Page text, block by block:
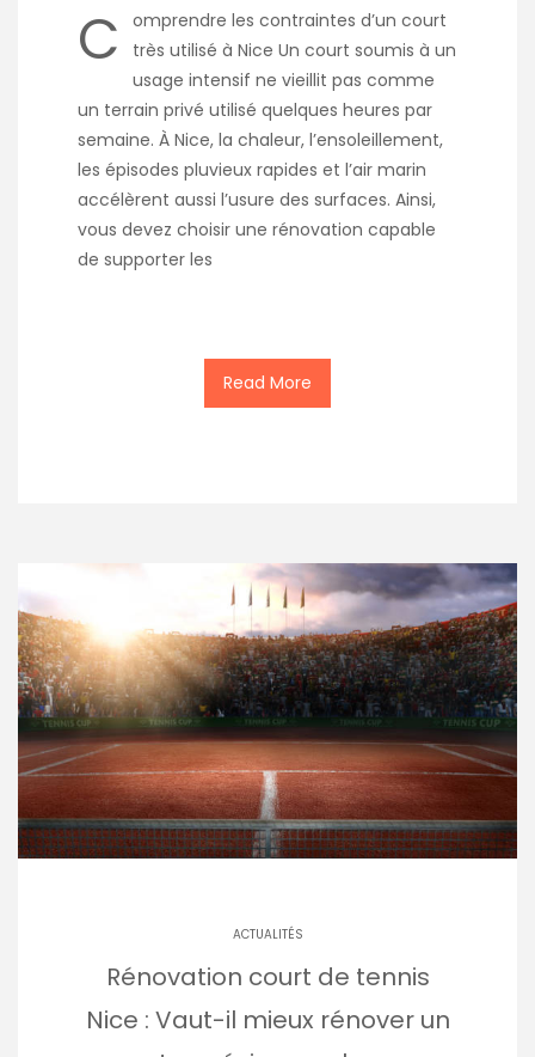
C
omprendre les contraintes d’un court
très utilisé à Nice Un court soumis à un
usage intensif ne vieillit pas comme
un terrain privé utilisé quelques heures par
semaine. À Nice, la chaleur, l’ensoleillement,
les épisodes pluvieux rapides et l’air marin
accélèrent aussi l’usure des surfaces. Ainsi,
vous devez choisir une rénovation capable
de supporter les
Read More
ACTUALITÉS
Rénovation court de tennis
Nice : Vaut-il mieux rénover un